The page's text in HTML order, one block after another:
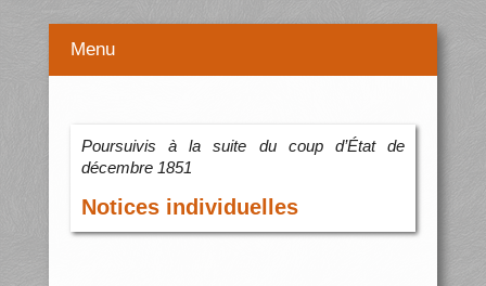
Menu
Poursuivis à la suite du coup d’État de
décembre 1851
Notices individuelles